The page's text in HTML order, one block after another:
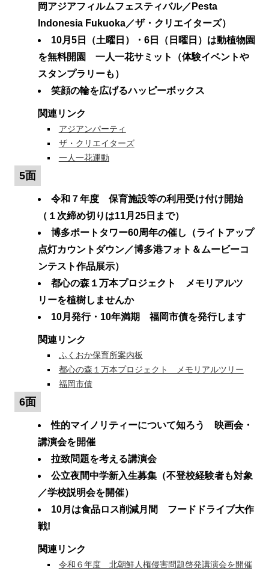
岡アジアフィルムフェスティバル／Pesta
Indonesia Fukuoka／ザ・クリエイターズ）
10月5日（土曜日）・6日（日曜日）は動植物園
を無料開園 一人一花サミット（体験イベントや
スタンプラリーも）
笑顔の輪を広げるハッピーボックス
関連リンク
アジアンパーティ
ザ・クリエイターズ
一人一花運動
5面
令和７年度 保育施設等の利用受け付け開始
（１次締め切りは11月25日まで）
博多ポートタワー60周年の催し（ライトアップ
点灯カウントダウン／博多港フォト＆ムービーコ
ンテスト作品展示）
都心の森１万本プロジェクト メモリアルツ
リーを植樹しませんか
10月発行・10年満期 福岡市債を発行します
関連リンク
ふくおか保育所案内板
都心の森１万本プロジェクト メモリアルツリー
福岡市債
6面
性的マイノリティーについて知ろう 映画会・
講演会を開催
拉致問題を考える講演会
公立夜間中学新入生募集（不登校経験者も対象
／学校説明会を開催）
10月は食品ロス削減月間 フードドライブ大作
戦!
関連リンク
令和６年度 北朝鮮人権侵害問題啓発講演会を開催